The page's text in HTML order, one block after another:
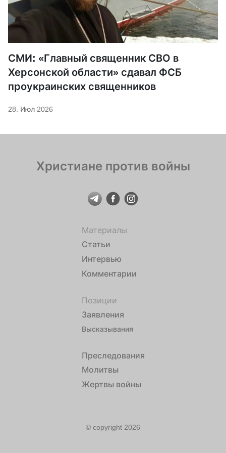
СМИ: «Главный священник СВО в
Херсонской области» сдавал ФСБ
проукраинских священников
28. Июл 2026
Христиане против войны
Материалы
Статьи
Интервью
Комментарии
Позиции
Заявления
Высказывания
Преследования
Молитвы
Жертвы войны
© copyright 2026